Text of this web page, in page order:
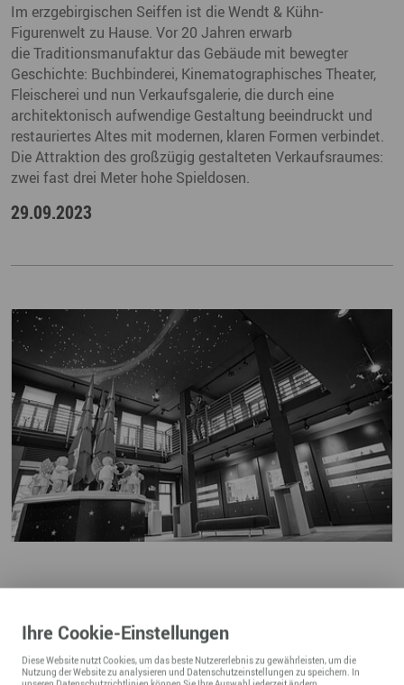
Im erzgebirgischen Seiffen ist die Wendt & Kühn-
Figurenwelt zu Hause. Vor 20 Jahren erwarb
die Traditionsmanufaktur das Gebäude mit bewegter
Geschichte: Buchbinderei, Kinematographisches Theater,
Fleischerei und nun Verkaufsgalerie, die durch eine
architektonisch aufwendige Gestaltung beeindruckt und
restauriertes Altes mit modernen, klaren Formen verbindet.
Die Attraktion des großzügig gestalteten Verkaufsraumes:
zwei fast drei Meter hohe Spieldosen.
29.09.2023
Links
mehr zur Wendt & Kühn-Figurenwelt in Seiffen
Ihre Cookie-Einstellungen
DieseWebsitenutzt Cookies, um das beste Nutzererlebnis zu gewährleisten, um die
Nutzung derWebsitezu analysieren und Datenschutzeinstellungen zu speichern. In